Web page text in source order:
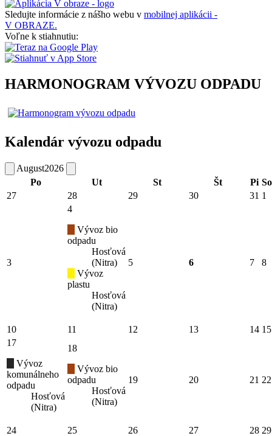
Sledujte informácie z nášho webu v mobilnej aplikácii -
V OBRAZE.
Voľne k stiahnutiu:
HARMONOGRAM VÝVOZU ODPADU
Kalendár vývozu odpadu
August2026
Po
Ut St Št Pi So
27
28 29 30 31 1
3
4
Vývoz bio
odpadu
Hosťová
(Nitra)
Vývoz
plastu
Hosťová
(Nitra)
5 6 7 8
10 11 12 13 14 15
17
Vývoz
komunálneho
odpadu
Hosťová
(Nitra)
18
Vývoz bio
odpadu
Hosťová
(Nitra)
19 20 21 22
24 25 26 27 28 29